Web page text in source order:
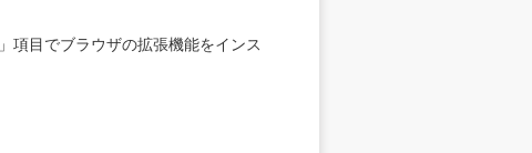
項目でブラウザの拡張機能をインス